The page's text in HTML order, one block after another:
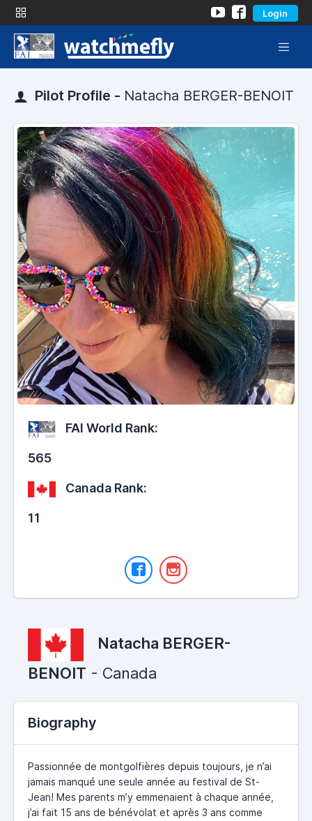
Login
Pilot Profile - Natacha BERGER-BENOIT
FAI World Rank:
565
Canada Rank:
11
Natacha BERGER-
BENOIT - Canada
Biography
Passionnée de montgolfières depuis toujours, je n’ai
jamais manqué une seule année au festival de St-
Jean! Mes parents m’y emmenaient à chaque année,
j’ai fait 15 ans de bénévolat et après 3 ans comme